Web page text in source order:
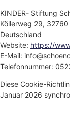
KINDER- Stiftung
Köllerweg 29,
Deutschland
Website: https://
E-Mail: info@
Telefonnummer:
Diese Cookie-
Januar 2026